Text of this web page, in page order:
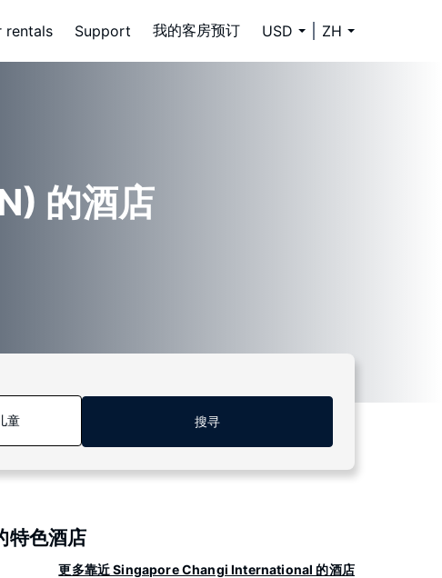
rentals Support 我的客房预订 USD ZH
的酒店
童 搜寻
色酒店
更多靠近 Singapore Changi International 的酒店